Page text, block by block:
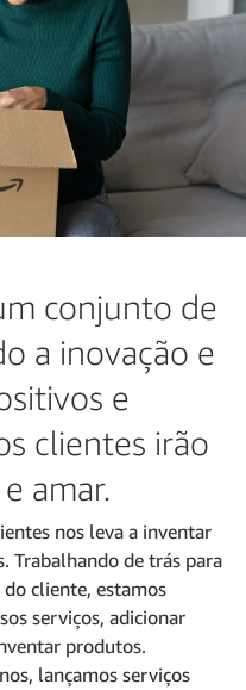
conjunto de
a inovação e
e
clientes irão
amar.
nos leva a inventar
Trabalhando de trás para
cliente, estamos
serviços, adicionar
produtos.
lançamos serviços